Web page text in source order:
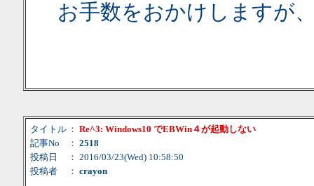
お手数をおかけしますが
タイトル ： Re^3: Windows10 でEBWin４が起動しない
記事No
： 2518
投稿日
： 2016/03/23(Wed) 10:58:50
投稿者
： crayon